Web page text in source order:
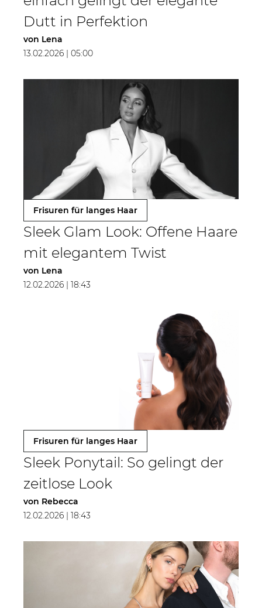
Dutt in Perfektion
von Lena
13.02.2026 | 05:00
Frisuren für langes Haar
Sleek Glam Look: Offene Haare
mit elegantem Twist
von Lena
12.02.2026 | 18:43
Frisuren für langes Haar
Sleek Ponytail: So gelingt der
zeitlose Look
von Rebecca
12.02.2026 | 18:43